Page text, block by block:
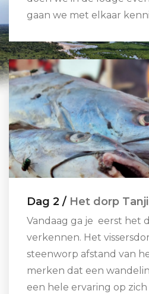
gaan we met elkaar
Dag 2 / Het dorp Tanji
Vandaag ga je eerst het
verkennen. Het
steenworp afstand van
merken dat een
een hele ervaring op zich